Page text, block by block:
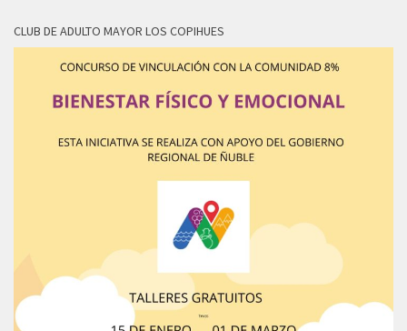
CLUB DE ADULTO MAYOR LOS COPIHUES